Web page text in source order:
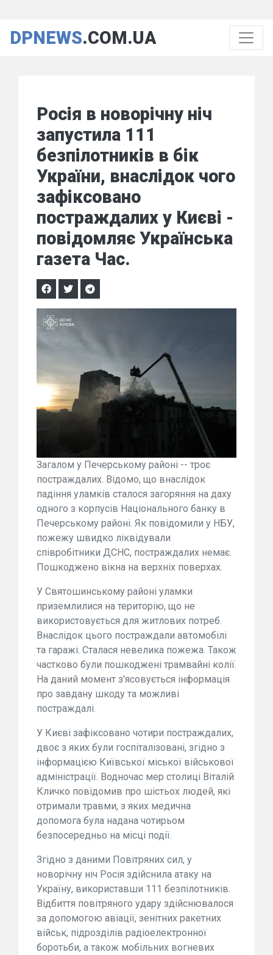
DPNEWS.COM.UA
Росія в новорічну ніч
запустила 111
безпілотників в бік
України, внаслідок чого
зафіксовано
постраждалих у Києві -
повідомляє Українська
газета Час.
Загалом у Печерському районі -- троє
постраждалих. Відомо, що внаслідок
падіння уламків сталося загоряння на даху
одного з корпусів Національного банку в
Печерському районі. Як повідомили у НБУ,
пожежу швидко ліквідували
співробітники ДСНС, постраждалих немає.
Пошкоджено вікна на верхніх поверхах.
У Святошинському районі уламки
приземлилися на територію, що не
використовується для житлових потреб.
Внаслідок цього постраждали автомобілі
та гаражі. Сталася невелика пожежа. Також
частково були пошкоджені трамвайні колії.
На даний момент з'ясовується інформація
про завдану шкоду та можливі
постраждалі.
У Києві зафіксовано чотири постраждалих,
двоє з яких були госпіталізовані, згідно з
інформацією Київської міської військової
адміністрації. Водночас мер столиці Віталій
Кличко повідомив про шістьох людей, які
отримали травми, з яких медична
допомога була надана чотирьом
безпосередньо на місці події.
Згідно з даними Повітряних сил, у
новорічну ніч Росія здійснила атаку на
Україну, використавши 111 безпілотників.
Відбиття повітряного удару здійснювалося
за допомогою авіації, зенітних ракетних
військ, підрозділів радіоелектронної
боротьби, а також мобільних вогневих